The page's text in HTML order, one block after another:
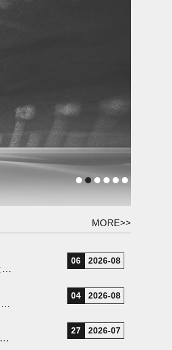
MORE>>
美国东部时间8月1日早上六点半我起床之后，打开微信，映入眼帘的是几位师友给我发来汪征鲁先生因病突然去世...
06 2026-08
中国共产党党员，福建师范大学原副校长、教授汪征鲁同志于2026年8月1日8时在福州因病与世长辞，享年80岁。...
04 2026-08
7月21日至22日，社会历史学院党委副书记范瑞锭一行赴漳州市档案馆、平和县教育局、南靖县委组织部等地开展...
27 2026-07